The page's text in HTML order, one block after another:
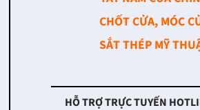
CHỐT CỬA, MÓC
SẮT THÉP MỸ
HỖ TRỢ TRỰC TUYẾN